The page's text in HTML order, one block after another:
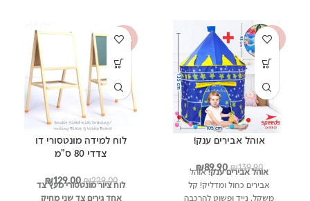
-36%
אוהל אבירים ענק!
₪139.90
המחיר
המקורי
₪89.90
המחיר
הנוכחי
הוא:
אוהל אבירים ענק!אוהל
אבירים כחול ומדליק! קל
משקל, נייד ופשוט להרכבה
-44%
לוח למידה מונטסורי דו
צדדי 80 ס"מ
₪229.00
המחיר
המקורי
₪129.00
המחירלוח ציור מונטסורי מעץ צד
אחד גירים צד שני מחיק